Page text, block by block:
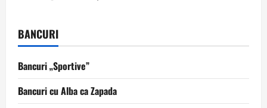
BANCURI
Bancuri „Sportive”
Bancuri cu Alba ca Zapada